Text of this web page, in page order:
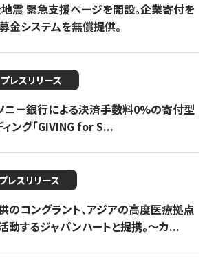
地震 緊急支援ページを開設。企業寄付を
金システムを無償提供。
プレスリリース
ニー銀行による決済手数料0%の寄付型
ィング「GIVING for S...
プレスリリース
のコングラント、アジアの高度医療拠点
動するジャパンハートと提携。〜カ...